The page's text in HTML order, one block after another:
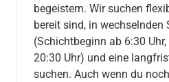
begeistern. Wir suchen
bereit sind, in wechselnden
(Schichtbeginn ab 6:30
20:30 Uhr) und eine
suchen. Auch wenn du